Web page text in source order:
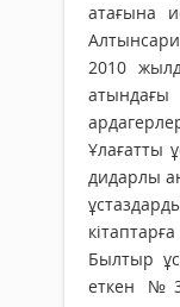
атағына
2010
Ұлағатты
дидарлы
Былтыр
еткен